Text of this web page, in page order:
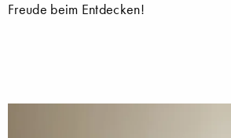
Freude beim Entdecken!